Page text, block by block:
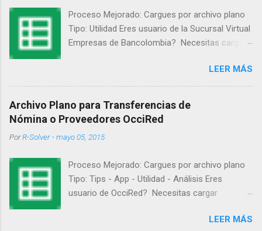
Proceso Mejorado: Cargues por archivo plano
Tipo: Utilidad Eres usuario de la Sucursal Virtual
Empresas de Bancolombia? Necesitas cargar
de proveedores? Actualmente Bancolombia
ofrece una solución a través de Silverlight
(requiere windows y un programa), la cual no es
lo suficientemente rápida y eficiente. R- Solver
ningún tipo de soporte o responsabilidad sobre
siguiente Solución para crear el archivo plano
necesario para hacer pagos masivos a
empleados o proveedores por la SVE
Transacciones Bancolom... ​ Por qué es
LEER MÁS
Archivo Plano para Transferencias de
Nómina o Proveedores OcciRed
PorR-Solver -mayo 05, 2015
Proceso Mejorado: Cargues por archivo plano
Tipo: Tips - App - Utilidad - Análisis Eres
usuario de OcciRed? Necesitas cargar
de proveedores? Actualmente el Banco de
LEER MÁS